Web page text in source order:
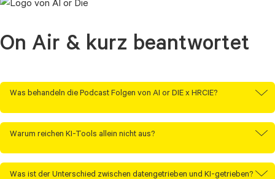
Folge 3: Wie integrierte Planung
On Air & kurz beantwortet
Was behandeln die Podcast Folgen von AI or DIE x HRCIE?
Wir sprechen in unseren gemeinsamen Podcast-Folgen darüber,
wie Unternehmen Daten, Business Intelligence und KI nutzen.
Dabei liegt unser Fokus auf Prozessen, Verlässlichkeit und auf
der Frage, wie aus Daten Entscheidungen entstehen. Jetzt
Warum reichen KI-Tools allein nicht aus?
Weil KI auf bestehenden Daten und Prozessen aufsetzt. Sind
diese unklar oder fehlerhaft, werden auch die Ergebnisse
Was ist der Unterschied zwischen datengetrieben und KI-getrieben?